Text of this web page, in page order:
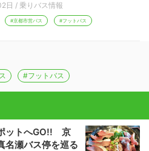
日 / 乗りバス情報
#京都市営バス #フットバス
#フットバス
ットへGO!! 京
名瀬バス停を巡る